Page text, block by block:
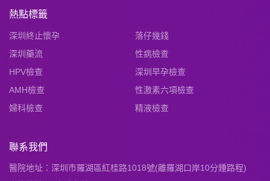
熱點標籤
深圳終止懷孕
落仔幾錢
深圳藥流
性病檢查
HPV檢查
深圳早孕檢查
AMH檢查
性激素六項檢查
婦科檢查
精液檢查
聯系我們
醫院地址：深圳市羅湖區紅桂路1018號(離羅湖口岸10分鍾路程)